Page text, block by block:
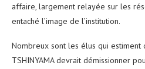
affaire, largement relayée sur les
entaché l’image de l’institution.
Nombreux sont les élus qui estiment
TSHINYAMA devrait démissionner